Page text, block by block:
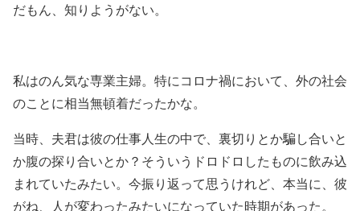
だもん、知りようがない。
私はのん気な専業主婦。特にコロナ禍において、外の社会
のことに相当無頓着だったかな。
当時、夫君は彼の仕事人生の中で、裏切りとか騙し合いと
か腹の探り合いとか？そういうドロドロしたものに飲み込
まれていたみたい。今振り返って思うけれど、本当に、彼
がね、人が変わったみたいになっていた時期があった。